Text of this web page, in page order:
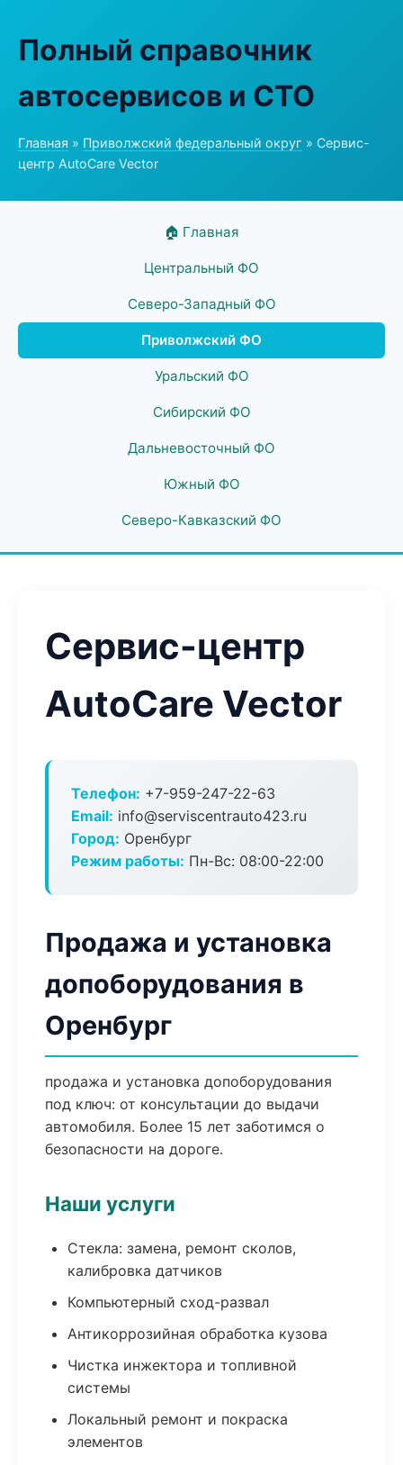
Полный справочник
автосервисов и СТО
Главная » Приволжский федеральный округ » Сервис-
центр AutoCare Vector
🏠 Главная
Центральный ФО
Северо-Западный ФО
Приволжский ФО
Уральский ФО
Сибирский ФО
Дальневосточный ФО
Южный ФО
Северо-Кавказский ФО
Сервис-центр
AutoCare Vector
Телефон: +7-959-247-22-63
Email: info@serviscentrauto423.ru
Город: Оренбург
Режим работы: Пн-Вс: 08:00-22:00
Продажа и установка
допоборудования в
Оренбург
продажа и установка допоборудования
под ключ: от консультации до выдачи
автомобиля. Более 15 лет заботимся о
безопасности на дороге.
Наши услуги
Стекла: замена, ремонт сколов,
калибровка датчиков
Компьютерный сход-развал
Антикоррозийная обработка кузова
Чистка инжектора и топливной
системы
Локальный ремонт и покраска
элементов